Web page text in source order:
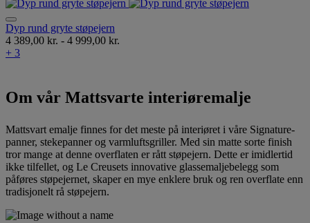
Dyp rund gryte støpejern
4 389,00 kr. - 4 999,00 kr.
+ 3
Om vår Mattsvarte interiøremalje
Mattsvart emalje finnes for det meste på interiøret i våre Signature-
panner, stekepanner og varmluftsgriller. Med sin matte sorte finish
tror mange at denne overflaten er rått støpejern. Dette er imidlertid
ikke tilfellet, og Le Creusets innovative glassemaljebelegg som
påføres støpejernet, skaper en mye enklere bruk og ren overflate enn
tradisjonelt rå støpejern.